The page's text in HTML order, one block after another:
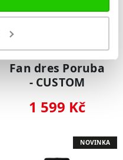
Fan dres Poruba
- CUSTOM
1 599 Kč
NOVINKA